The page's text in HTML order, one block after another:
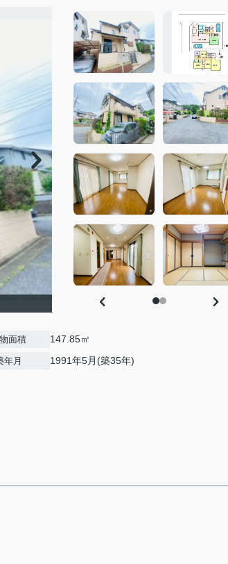
面積 147.85㎡
年月 1991年5月(築35年)